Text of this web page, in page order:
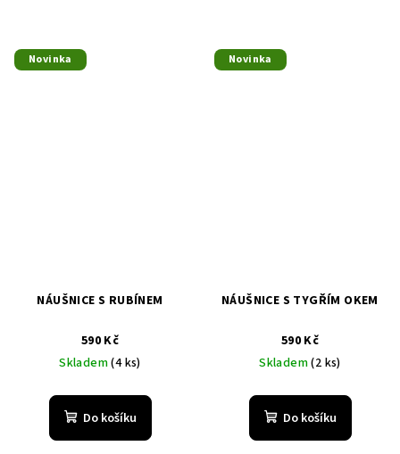
Novinka
NÁUŠNICE S RUBÍNEM
590 Kč
Skladem(4 ks)
Do košíku
Novinka
NÁUŠNICE S TYGŘÍM OKEM
590 Kč
Skladem(2 ks)
Do košíku